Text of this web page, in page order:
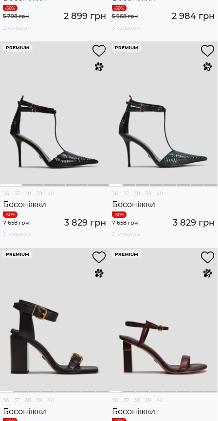
2 899 грн
5 798 грн
2 кольори
2 984 грн
5 968 грн
3 кольори
PREMIUM
36 37 38 39 40
Босоніжки
3 829 грн
7 658 грн
2 кольори
PREMIUM
36 37 38 39 40
Босоніжки
3 829 грн
7 658 грн
2 кольори
PREMIUM
36 37 38 39 40
Босоніжки
PREMIUM
36 37 38 39 40
Босоніжки